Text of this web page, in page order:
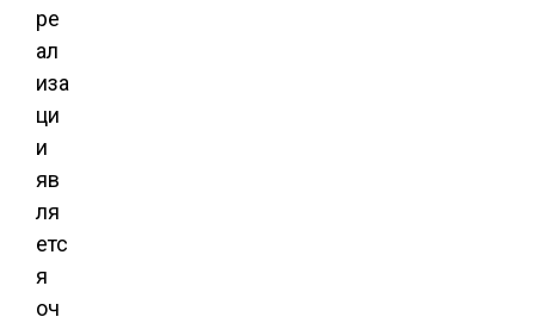
ре
ал
иза
ци
и
яв
ля
етс
я
оч